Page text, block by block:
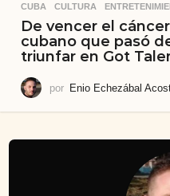
CUBA ,CULTURA ,
De vencer el
cubano que pasó
triunfar en Got
por Enio Echezábal